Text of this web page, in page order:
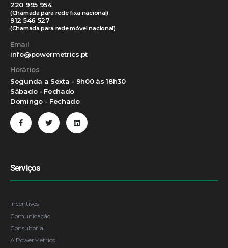
220 995 954
(Chamada para rede fixa nacional)
912 546 527
(Chamada para rede móvel nacional)
Email
info@powermetrics.pt
Horários
Segunda a Sexta - 9h00 às 18h30
Sábado - Fechado
Domingo - Fechado
Serviços
Incentivos
Comunicação
Consultoria
A PowerMetrics